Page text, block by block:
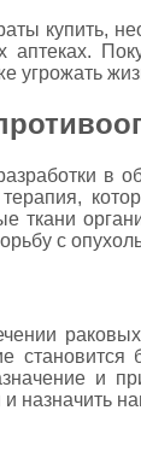
купить,
угрожать
в
с
и
назначить